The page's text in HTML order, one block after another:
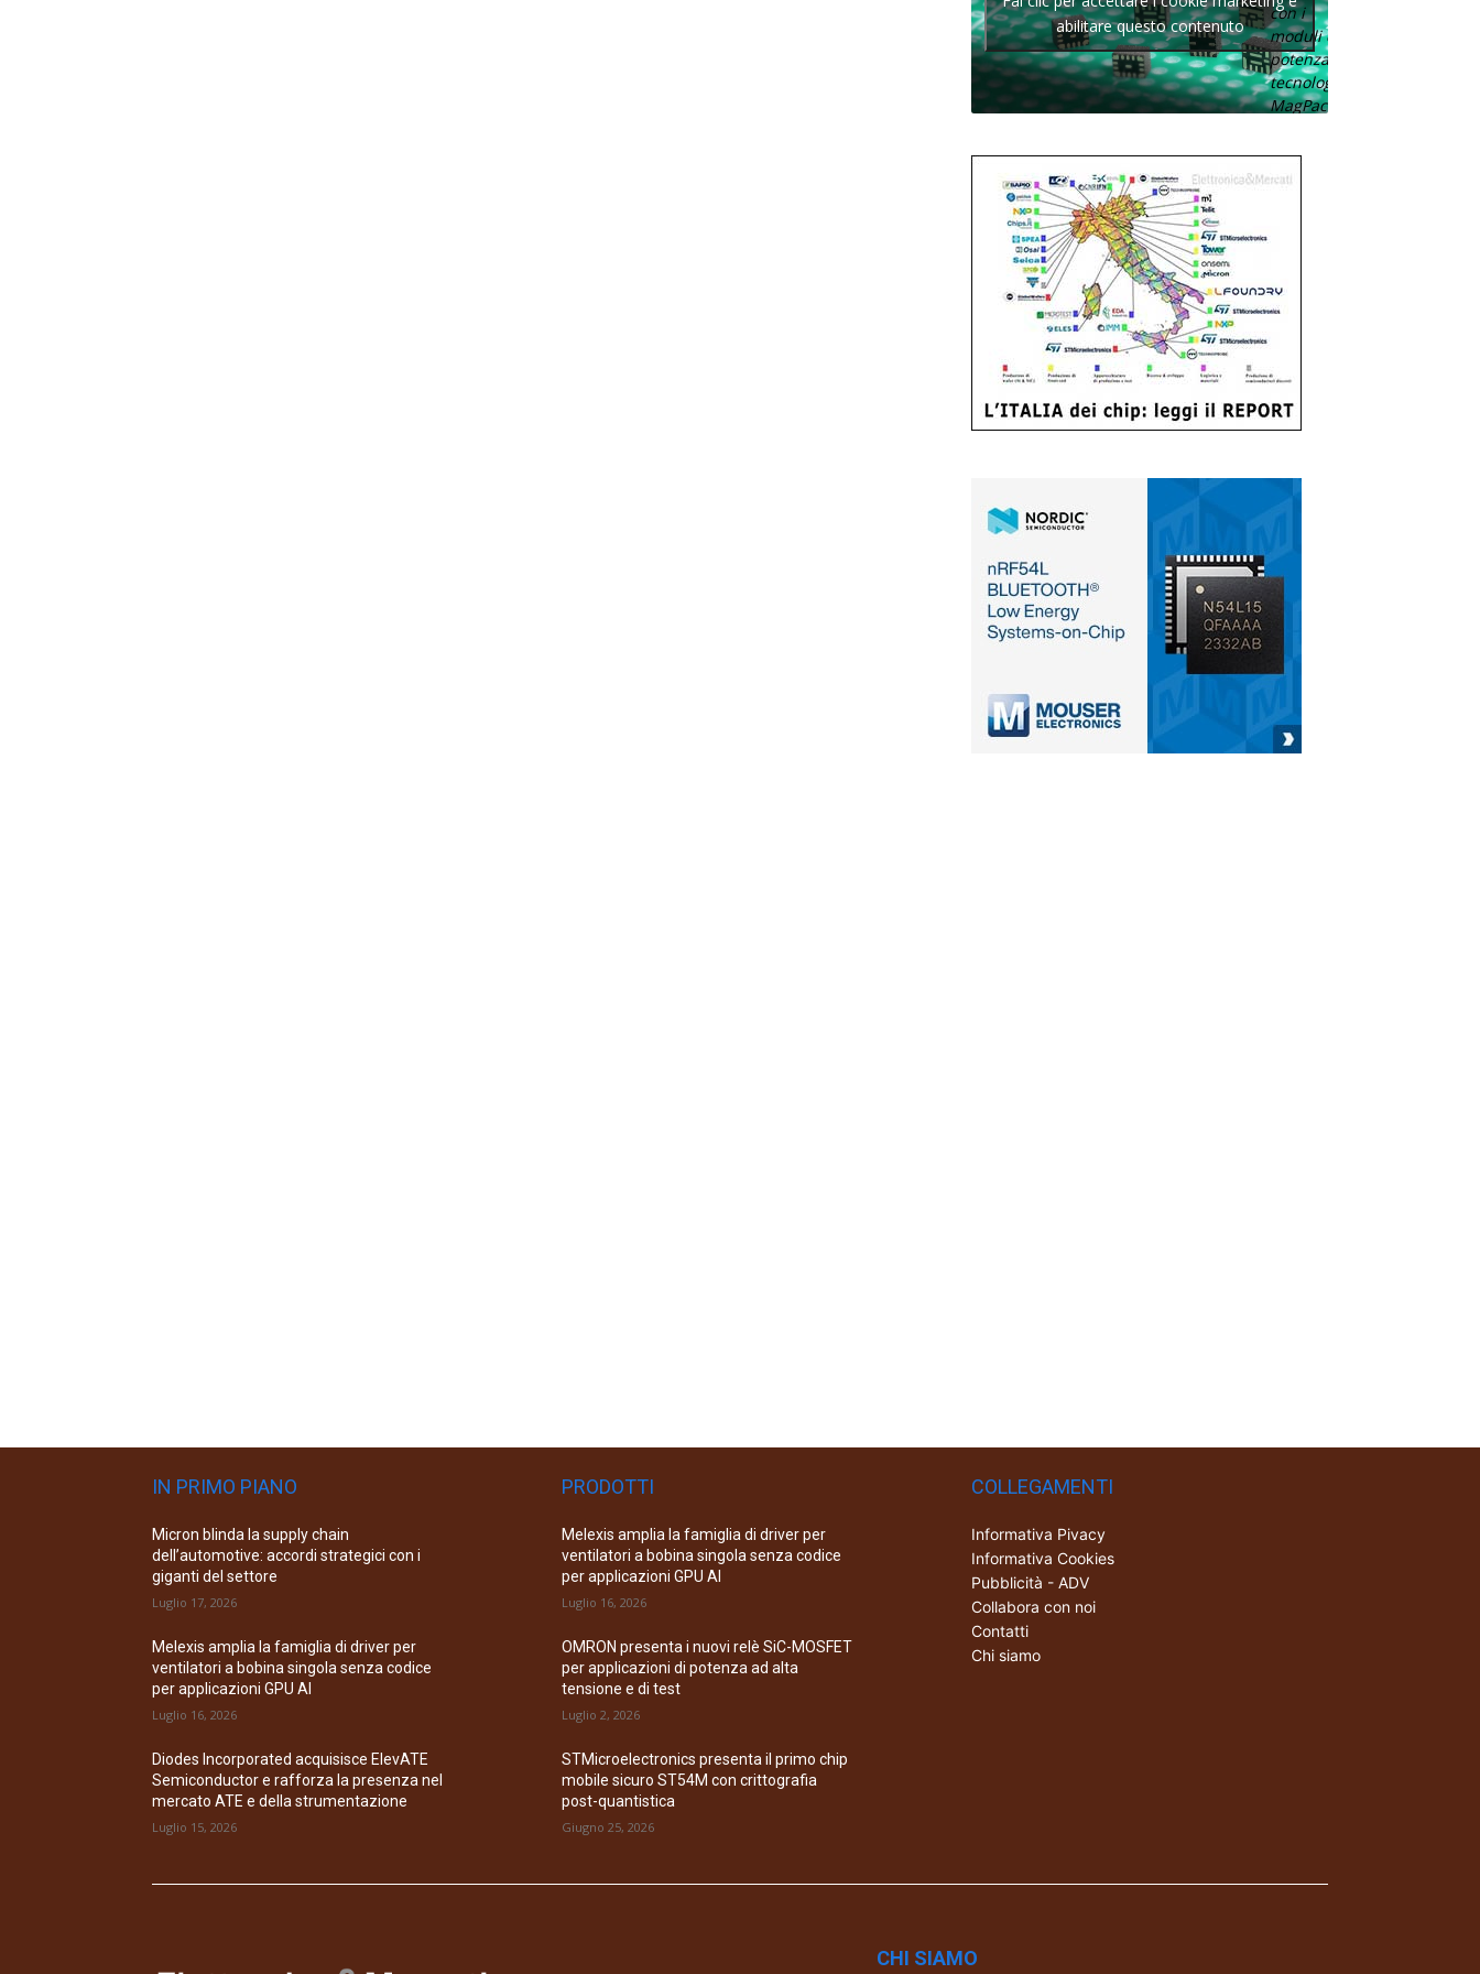
con i
moduli di
potenza con
tecnologia
MagPack.
abilitare questo contenuto
IN PRIMO PIANO
Micron blinda la supply chain
dell’automotive: accordi strategici con i
giganti del settore
Luglio 17, 2026
Melexis amplia la famiglia di driver per
ventilatori a bobina singola senza codice
per applicazioni GPU AI
Luglio 16, 2026
Diodes Incorporated acquisisce ElevATE
Semiconductor e rafforza la presenza nel
mercato ATE e della strumentazione
Luglio 15, 2026
PRODOTTI
Melexis amplia la famiglia di driver per
ventilatori a bobina singola senza codice
per applicazioni GPU AI
Luglio 16, 2026
OMRON presenta i nuovi relè SiC-MOSFET
per applicazioni di potenza ad alta
tensione e di test
Luglio 2, 2026
STMicroelectronics presenta il primo chip
mobile sicuro ST54M con crittografia
post-quantistica
Giugno 25, 2026
COLLEGAMENTI
Informativa Pivacy
Informativa Cookies
Pubblicità - ADV
Collabora con noi
Contatti
Chi siamo
CHI SIAMO